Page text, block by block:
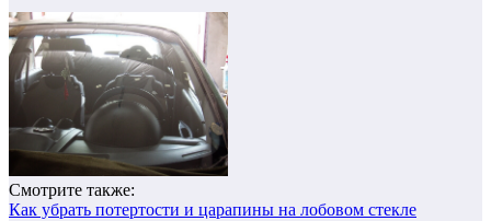
Смотрите также:
Как убрать потертости и царапины на лобовом стекле